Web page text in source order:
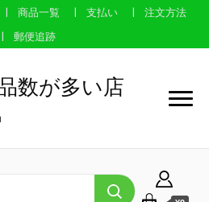
商品一覧 支払い
注文方法
郵便追跡
数が多い店